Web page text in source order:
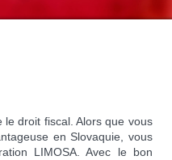
droit fiscal. Alors que vous
en Slovaquie, vous
LIMOSA. Avec le bon